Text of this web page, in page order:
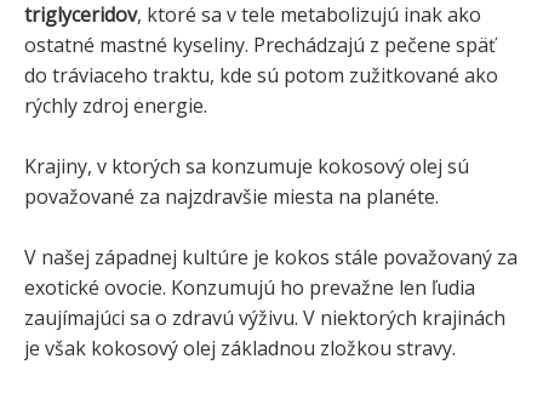
triglyceridov, ktoré sa v tele metabolizujú inak ako
ostatné mastné kyseliny. Prechádzajú z pečene späť
do tráviaceho traktu, kde sú potom zužitkované ako
rýchly zdroj energie.
Krajiny, v ktorých sa konzumuje kokosový olej sú
považované za najzdravšie miesta na planéte.
V našej západnej kultúre je kokos stále považovaný za
exotické ovocie. Konzumujú ho prevažne len ľudia
zaujímajúci sa o zdravú výživu. V niektorých krajinách
je však kokosový olej základnou zložkou stravy.